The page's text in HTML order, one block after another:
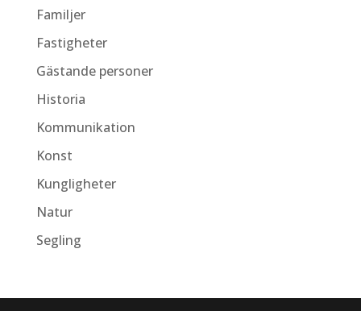
Familjer
Fastigheter
Gästande personer
Historia
Kommunikation
Konst
Kungligheter
Natur
Segling